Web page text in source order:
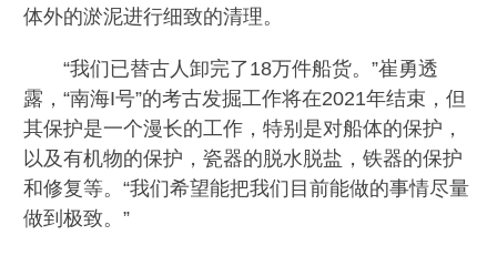
体外的淤泥进行细致的清理。
“我们已替古人卸完了18万件船货。”崔勇透
露，“南海I号”的考古发掘工作将在2021年结束，但
其保护是一个漫长的工作，特别是对船体的保护，
以及有机物的保护，瓷器的脱水脱盐，铁器的保护
和修复等。“我们希望能把我们目前能做的事情尽量
做到极致。”